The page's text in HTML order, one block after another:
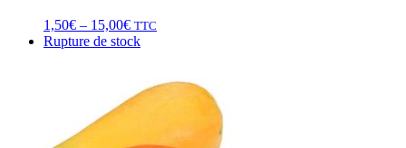
1,50€ – 15,00€ TTC
Rupture de stock